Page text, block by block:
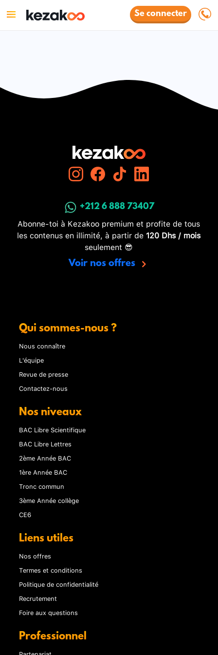
Se connecter
+212 6 888 73407
Abonne-toi à Kezakoo premium et profite de tous
les contenus en illimité, à partir de 120 Dhs / mois
seulement 😎
Voir nos offres
Qui sommes-nous ?
Nous connaître
L'équipe
Revue de presse
Contactez-nous
Nos niveaux
BAC Libre Scientifique
BAC Libre Lettres
2ème Année BAC
1ère Année BAC
Tronc commun
3ème Année collège
CE6
Liens utiles
Nos offres
Termes et conditions
Politique de confidentialité
Recrutement
Foire aux questions
Professionnel